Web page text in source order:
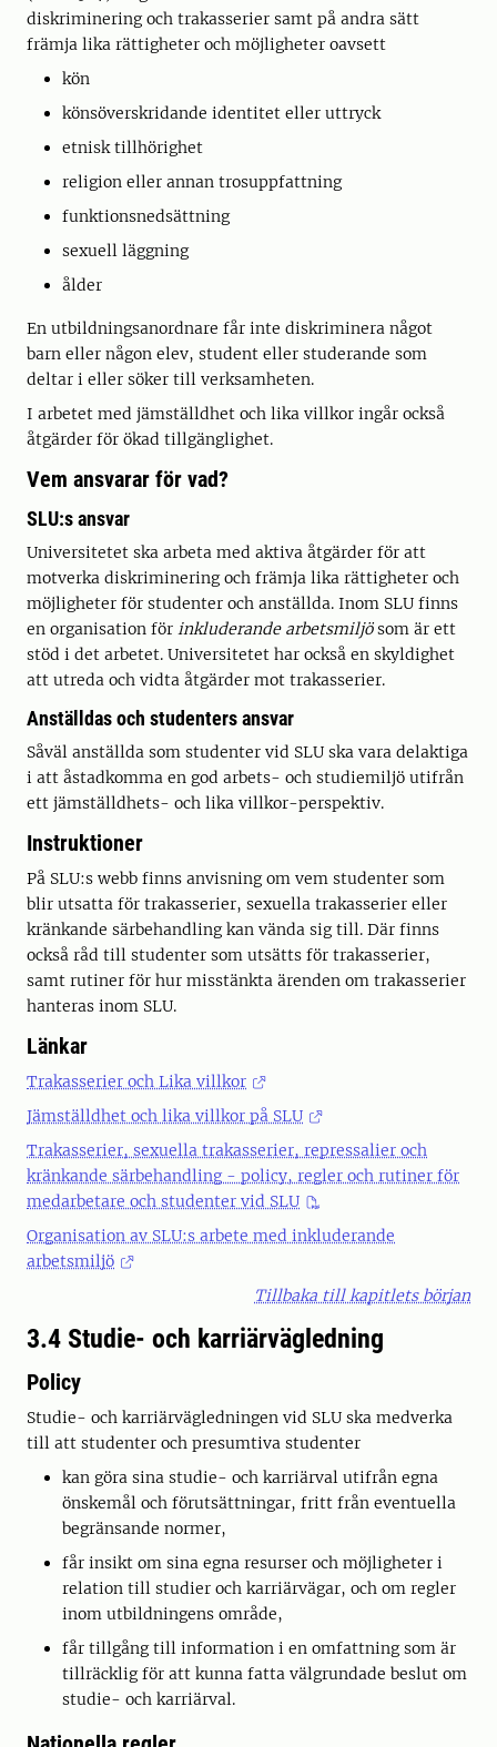
diskriminering och trakasserier samt på andra sätt
främja lika rättigheter och möjligheter oavsett
kön
könsöverskridande identitet eller uttryck
etnisk tillhörighet
religion eller annan trosuppfattning
funktionsnedsättning
sexuell läggning
ålder
En utbildningsanordnare får inte diskriminera något
barn eller någon elev, student eller studerande som
deltar i eller söker till verksamheten.
I arbetet med jämställdhet och lika villkor ingår också
åtgärder för ökad tillgänglighet.
Vem ansvarar för vad?
SLU:s ansvar
Universitetet ska arbeta med aktiva åtgärder för att
motverka diskriminering och främja lika rättigheter och
möjligheter för studenter och anställda. Inom SLU finns
en organisation för inkluderande arbetsmiljösom är ett
stöd i det arbetet. Universitetet har också en skyldighet
att utreda och vidta åtgärder mot trakasserier.
Anställdas och studenters ansvar
Såväl anställda som studenter vid SLU ska vara delaktiga
i att åstadkomma en god arbets- och studiemiljö utifrån
ett jämställdhets- och lika villkor-perspektiv.
Instruktioner
På SLU:s webb finns anvisning om vem studenter som
blir utsatta för trakasserier, sexuella trakasserier eller
kränkande särbehandling kan vända sig till. Där finns
också råd till studenter som utsätts för trakasserier,
samt rutiner för hur misstänkta ärenden om trakasserier
hanteras inom SLU.
Länkar
Trakasserier och Lika villkor
Jämställdhet och lika villkor på SLU
Trakasserier, sexuella trakasserier, repressalier och
kränkande särbehandling - policy, regler och rutiner för
medarbetare och studenter vid SLU
Organisation av SLU:s arbete med inkluderande
arbetsmiljö
Tillbaka till kapitlets början
3.4 Studie- och karriärvägledning
Policy
Studie- och karriärvägledningen vid SLU ska medverka
till att studenter och presumtiva studenter
kan göra sina studie- och karriärval utifrån egna
önskemål och förutsättningar, fritt från eventuella
begränsande normer,
får insikt om sina egna resurser och möjligheter i
relation till studier och karriärvägar, och om regler
inom utbildningens område,
får tillgång till information i en omfattning som är
tillräcklig för att kunna fatta välgrundade beslut om
studie- och karriärval.